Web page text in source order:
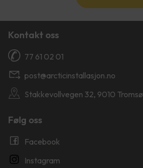
Kontakt oss
77 61 02 01
post@arcticinstallasjon.no
Stakkevollvegen 32, 9010 Tromsø
Følg oss
Facebook
Instagram